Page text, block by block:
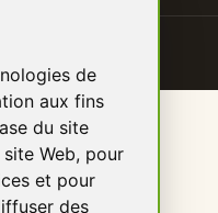
de
aux fins
du site
Web, pour
et pour
des